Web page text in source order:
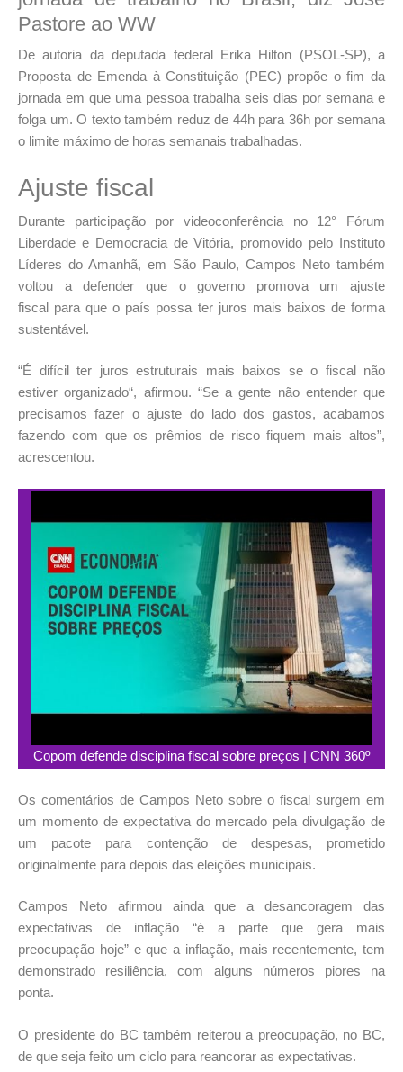
Pastore ao WW
De autoria da deputada federal Erika Hilton (PSOL-SP), a
Proposta de Emenda à Constituição (PEC) propõe o fim da
jornada em que uma pessoa trabalha seis dias por semana e
folga um. O texto também reduz de 44h para 36h por semana
o limite máximo de horas semanais trabalhadas.
Ajuste fiscal
Durante participação por videoconferência no 12° Fórum
Liberdade e Democracia de Vitória, promovido pelo Instituto
Líderes do Amanhã, em São Paulo, Campos Neto também
voltou a defender que o governo promova um ajuste
fiscal para que o país possa ter juros mais baixos de forma
sustentável.
“É difícil ter juros estruturais mais baixos se o fiscal não
estiver organizado“, afirmou. “Se a gente não entender que
precisamos fazer o ajuste do lado dos gastos, acabamos
fazendo com que os prêmios de risco fiquem mais altos”,
acrescentou.
Copom defende disciplina fiscal sobre preços | CNN 360º
Os comentários de Campos Neto sobre o fiscal surgem em
um momento de expectativa do mercado pela divulgação de
um pacote para contenção de despesas, prometido
originalmente para depois das eleições municipais.
Campos Neto afirmou ainda que a desancoragem das
expectativas de inflação “é a parte que gera mais
preocupação hoje” e que a inflação, mais recentemente, tem
demonstrado resiliência, com alguns números piores na
ponta.
O presidente do BC também reiterou a preocupação, no BC,
de que seja feito um ciclo para reancorar as expectativas.